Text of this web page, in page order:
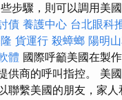
步驟，則可以調用美
債 養護中心 台北眼科
貨運行 殺蟑螂 陽明
體 國際呼籲美國在製
供商的呼叫指控。 美
聯繫美國的朋友，家人